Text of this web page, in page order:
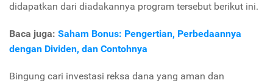
didapatkan dari diadakannya program tersebut berikut ini.
Baca juga: Saham Bonus: Pengertian, Perbedaannya
dengan Dividen, dan Contohnya
Bingung cari investasi reksa dana yang aman dan